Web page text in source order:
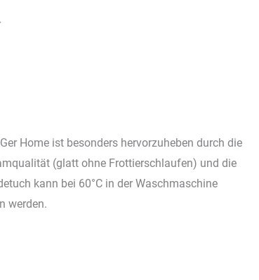
Home ist besonders hervorzuheben durch die
(glatt ohne Frottierschlaufen) und die
kann bei 60°C in der Waschmaschine
werden.